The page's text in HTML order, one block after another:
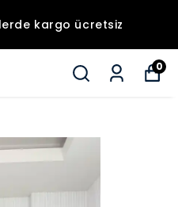
kargo ücretsiz
0